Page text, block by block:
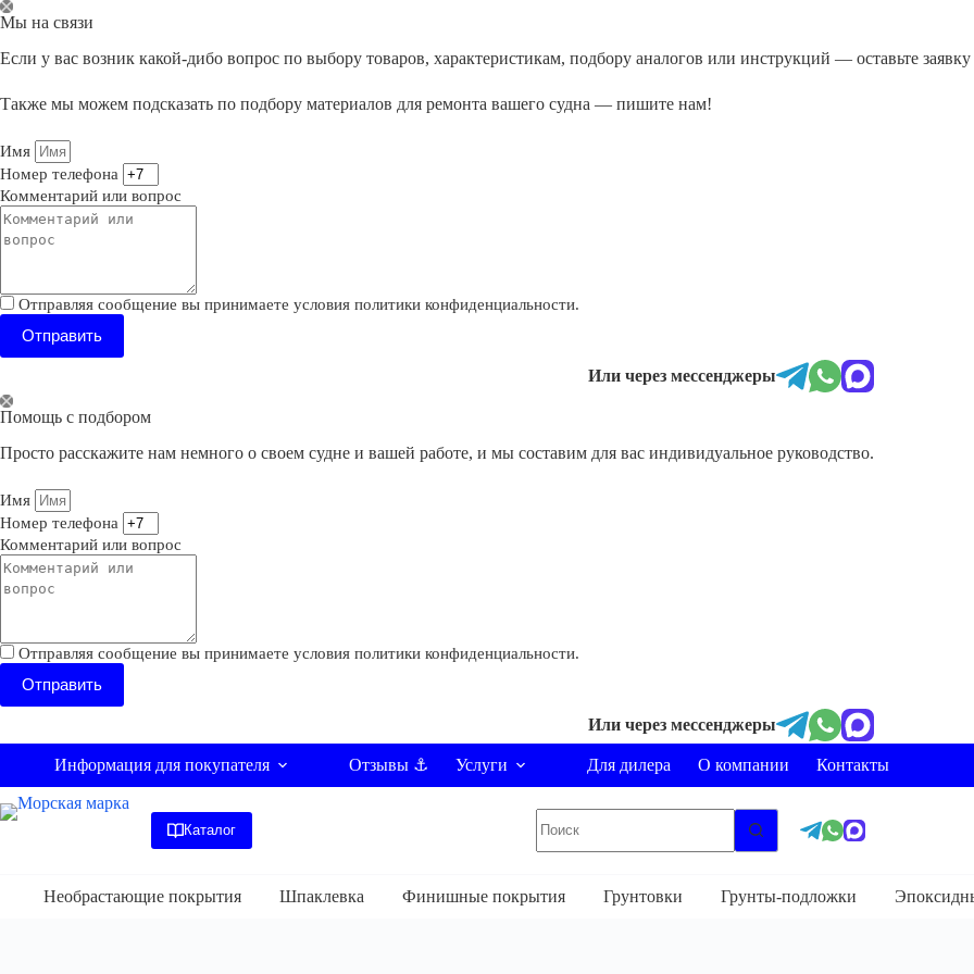
Перейти
к
Мы на связи
Если у вас возник какой-дибо вопрос по выбору товаров, характеристикам, подбору аналогов или инструкций — оставьте
Также мы можем подсказать по подбору материалов для ремонта вашего судна — пишите нам!
Имя
Номер телефона
Комментарий или вопрос
Отправляя сообщение вы принимаете условия политики конфиденциальности.
Отправить
Или через мессенджеры
Помощь с подбором
Просто расскажите нам немного о своем судне и вашей работе, и мы составим для вас индивидуальное руководство.
Имя
Номер телефона
Комментарий или вопрос
Отправляя сообщение вы принимаете условия политики конфиденциальности.
Отправить
Или через мессенджеры
Информация для покупателя Отзывы ⚓ Услуги Для дилера О компании Контакты
Каталог
не
найдено
Необрастающие покрытия Шпаклевка Финишные покрытия Грунтовки Грунты-подложки